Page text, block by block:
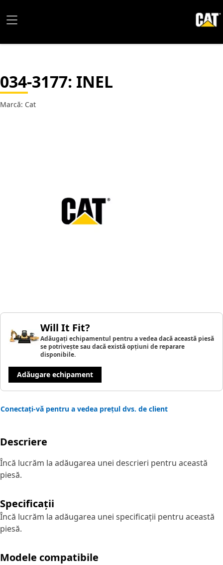
034-3177: INEL
Marcă: Cat
Will It Fit?
Adăugați echipamentul pentru a vedea dacă această piesă
se potrivește sau dacă există opțiuni de reparare
disponibile.
Adăugare echipament
Conectați-vă pentru a vedea prețul dvs. de client
Descriere
Încă lucrăm la adăugarea unei descrieri pentru această
piesă.
Specificații
Încă lucrăm la adăugarea unei specificații pentru această
piesă.
Modele compatibile